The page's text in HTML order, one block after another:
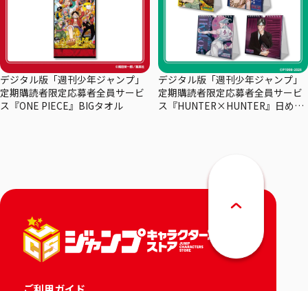
デジタル版「週刊少年ジャンプ」
定期購読者限定応募者全員サービ
ス『ONE PIECE』BIGタオル
デジタル版「週刊少年ジャンプ」
定期購読者限定応募者全員サービ
ス『HUNTER×HUNTER』日めく